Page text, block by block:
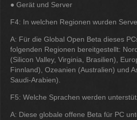
● Gerät und Server
F4: In welchen Regionen wurden
A: Für die Global Open Beta dieses
folgenden Regionen bereitgestellt:
(Silicon Valley, Virginia, Brasilien),
Finnland), Ozeanien (Australien) und
Saudi-Arabien).
F5: Welche Sprachen werden
A: Diese globale offene Beta für PC